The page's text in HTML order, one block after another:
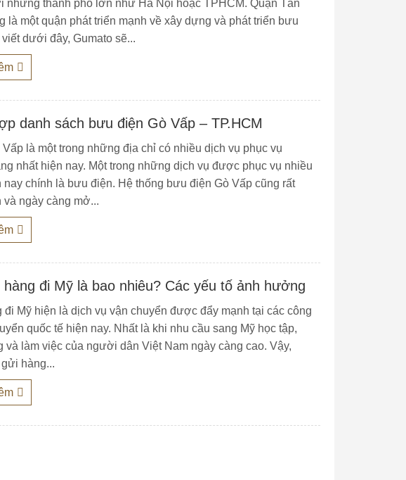
những thành phố lớn như Hà Nội hoặc TPHCM. Quận Tân
là một quận phát triển mạnh về xây dựng và phát triển bưu
dưới đây, Gumato sẽ...
danh sách bưu điện Gò Vấp – TP.HCM
Vấp là một trong những địa chỉ có nhiều dịch vụ phục vụ
nhất hiện nay. Một trong những dịch vụ được phục vụ nhiều
nay chính là bưu điện. Hệ thống bưu điện Gò Vấp cũng rất
và ngày càng mở...
đi Mỹ là bao nhiêu? Các yếu tố ảnh hưởng
đi Mỹ hiện là dịch vụ vận chuyển được đẩy mạnh tại các công
quốc tế hiện nay. Nhất là khi nhu cầu sang Mỹ học tập,
và làm việc của người dân Việt Nam ngày càng cao. Vậy,
hàng...